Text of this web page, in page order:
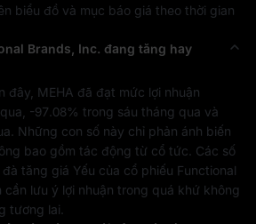
biểu đồ và mục báo giá theo thời gian
Brands, Inc. đang tăng hay
đây, MEHA
-97.08%
Những con số này chỉ phản ánh biến
bao gồm tác động từ cổ tức. Các số
tăng giá Yếu của cổ phiếu Functional
cần lưu ý lợi nhuận trong quá khứ không
tương lai.